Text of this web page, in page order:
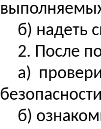
б) надеть
2. После
а)
б)